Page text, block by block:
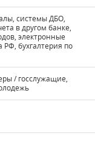
системы ДБО,
в другом банке,
электронные
бухгалтерия по
/ госслужащие,